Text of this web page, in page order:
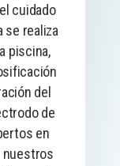
cuidado
se realiza
piscina,
del
de
en
nuestros